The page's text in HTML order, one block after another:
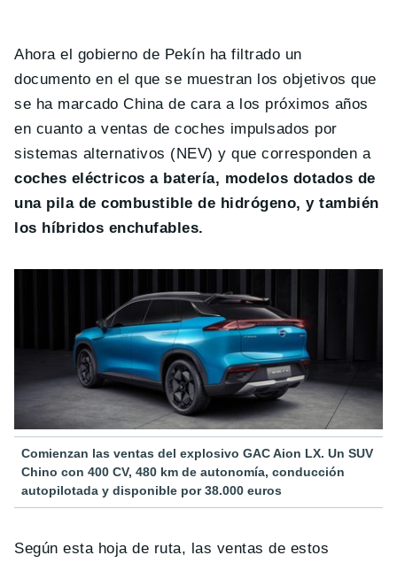
Ahora el gobierno de Pekín ha filtrado un
documento en el que se muestran los objetivos que
se ha marcado China de cara a los próximos años
en cuanto a ventas de coches impulsados por
sistemas alternativos (NEV) y que corresponden a
coches eléctricos a batería, modelos dotados de
una pila de combustible de hidrógeno, y también
los híbridos enchufables.
Comienzan las ventas del explosivo GAC Aion LX. Un SUV
Chino con 400 CV, 480 km de autonomía, conducción
autopilotada y disponible por 38.000 euros
Según esta hoja de ruta, las ventas de estos